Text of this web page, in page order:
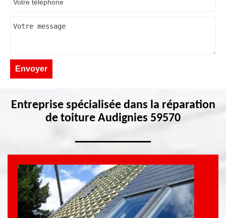
Entreprise spécialisée dans la réparation
de toiture Audignies 59570